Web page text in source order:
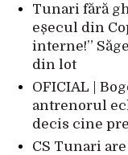
Tunari fără
eșecul din
interne!”
din lot
OFICIAL |
antrenorul
decis cine
CS Tunari